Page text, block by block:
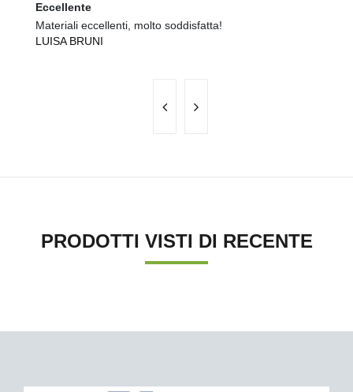
Eccellente
Materiali eccellenti, molto soddisfatta!
LUISA BRUNI
PRODOTTI VISTI DI RECENTE